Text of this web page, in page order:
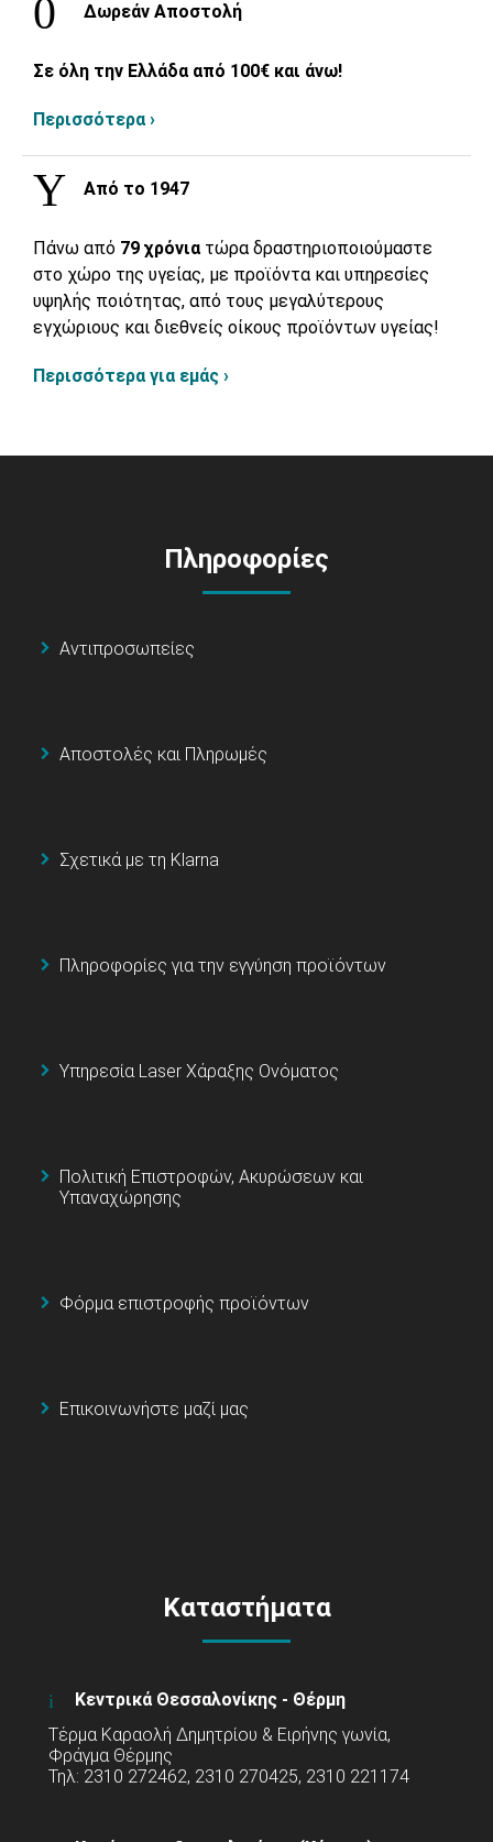
Δωρεάν Αποστολή
Σε όλη την Ελλάδα από 100€ και άνω!
Περισσότερα ›
Από το 1947
Πάνω από 79 χρόνια τώρα δραστηριοποιούμαστε
στο χώρο της υγείας, με προϊόντα και υπηρεσίες
υψηλής ποιότητας, από τους μεγαλύτερους
εγχώριους και διεθνείς οίκους προϊόντων υγείας!
Περισσότερα για εμάς ›
Πληροφορίες
Αντιπροσωπείες
Αποστολές και Πληρωμές
Σχετικά με τη Klarna
Πληροφορίες για την εγγύηση προϊόντων
Υπηρεσία Laser Χάραξης Ονόματος
Πολιτική Επιστροφών, Ακυρώσεων και
Υπαναχώρησης
Φόρμα επιστροφής προϊόντων
Επικοινωνήστε μαζί μας
Καταστήματα
Κεντρικά Θεσσαλονίκης - Θέρμη
Τέρμα Καραολή Δημητρίου & Ειρήνης γωνία,
Φράγμα Θέρμης
Τηλ: 2310 272462, 2310 270425, 2310 221174